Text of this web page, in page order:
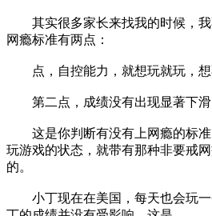
其实很多家长来找我的时候，我
网瘾标准有两点：
点，自控能力，就想玩就玩，想
第二点，成绩没有出现显著下滑
这是你判断有没有上网瘾的标准
玩游戏的状态，就带有那种非要戒
的。
小丁现在在美国，每天也会玩一